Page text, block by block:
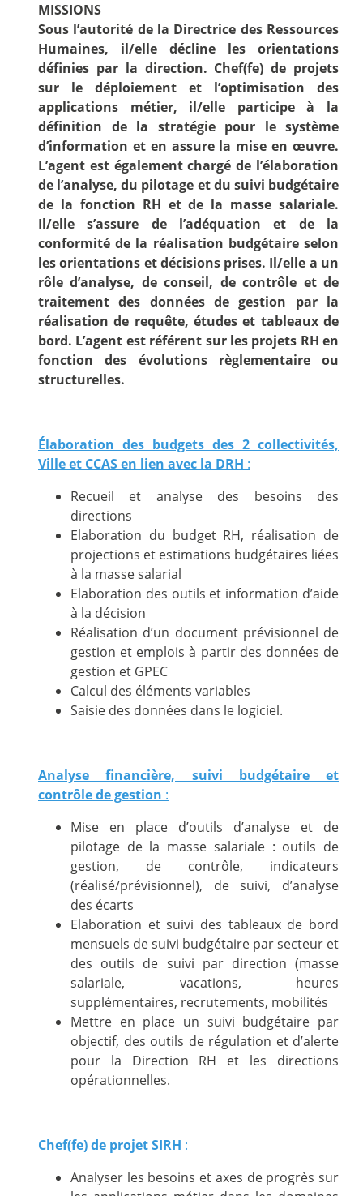
MISSIONS
Sous l’autorité de la Directrice des Ressources
Humaines, il/elle décline les orientations
définies par la direction. Chef(fe) de projets
sur le déploiement et l’optimisation des
applications métier, il/elle participe à la
définition de la stratégie pour le système
d’information et en assure la mise en œuvre.
L’agent est également chargé de l’élaboration
de l’analyse, du pilotage et du suivi budgétaire
de la fonction RH et de la masse salariale.
Il/elle s’assure de l’adéquation et de la
conformité de la réalisation budgétaire selon
les orientations et décisions prises. Il/elle a un
rôle d’analyse, de conseil, de contrôle et de
traitement des données de gestion par la
réalisation de requête, études et tableaux de
bord. L’agent est référent sur les projets RH en
fonction des évolutions règlementaire ou
structurelles.
Élaboration des budgets des 2 collectivités,
Ville et CCAS en lien avec la DRH :
Recueil et analyse des besoins des
directions
Elaboration du budget RH, réalisation de
projections et estimations budgétaires liées
à la masse salarial
Elaboration des outils et information d’aide
à la décision
Réalisation d’un document prévisionnel de
gestion et emplois à partir des données de
gestion et GPEC
Calcul des éléments variables
Saisie des données dans le logiciel.
Analyse financière, suivi budgétaire et
contrôle de gestion :
Mise en place d’outils d’analyse et de
pilotage de la masse salariale : outils de
gestion, de contrôle, indicateurs
(réalisé/prévisionnel), de suivi, d’analyse
des écarts
Elaboration et suivi des tableaux de bord
mensuels de suivi budgétaire par secteur et
des outils de suivi par direction (masse
salariale, vacations, heures
supplémentaires, recrutements, mobilités
Mettre en place un suivi budgétaire par
objectif, des outils de régulation et d’alerte
pour la Direction RH et les directions
opérationnelles.
Chef(fe) de projet SIRH :
Analyser les besoins et axes de progrès sur